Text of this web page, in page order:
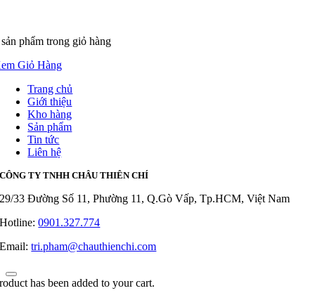
phẩm trong giỏ hàng
Giỏ Hàng
Trang chủ
Giới thiệu
Kho hàng
Sản phẩm
Tin tức
Liên hệ
CÔNG TY TNHH CHÂU THIÊN CHÍ
29/33 Đường Số 11, Phường 11, Q.Gò Vấp, Tp.HCM, Việt Nam
Hotline:0901.327.774
Email:tri.pham@chauthienchi.com
has been added to your cart.